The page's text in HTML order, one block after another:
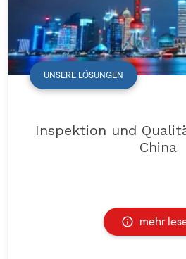
UNSERE LÖSUNGEN
Inspektion und
China
mehr